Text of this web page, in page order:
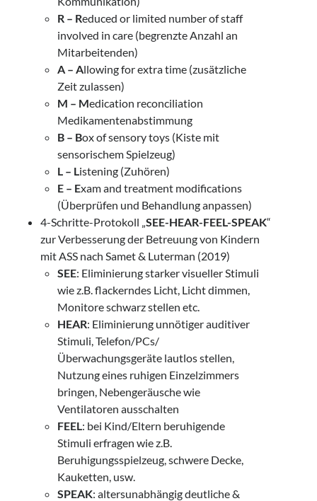
R – Reduced or limited number of staff
involved in care (begrenzte Anzahl an
Mitarbeitenden)
A – Allowing for extra time (zusätzliche
Zeit zulassen)
M – Medication reconciliation
Medikamentenabstimmung
B – Box of sensory toys (Kiste mit
sensorischem Spielzeug)
L – Listening (Zuhören)
E – Exam and treatment modifications
(Überprüfen und Behandlung anpassen)
4-Schritte-Protokoll „SEE-HEAR-FEEL-SPEAK“
zur Verbesserung der Betreuung von Kindern
mit ASS nach Samet & Luterman (2019)
SEE: Eliminierung starker visueller Stimuli
wie z.B. flackerndes Licht, Licht dimmen,
Monitore schwarz stellen etc.
HEAR: Eliminierung unnötiger auditiver
Stimuli, Telefon/PCs/
Überwachungsgeräte lautlos stellen,
Nutzung eines ruhigen Einzelzimmers
bringen, Nebengeräusche wie
Ventilatoren ausschalten
FEEL: bei Kind/Eltern beruhigende
Stimuli erfragen wie z.B.
Beruhigungsspielzeug, schwere Decke,
Kauketten, usw.
SPEAK: altersunabhängig deutliche &